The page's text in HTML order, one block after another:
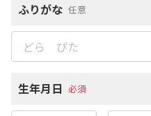
ふりがな 任意
生年月日 必須